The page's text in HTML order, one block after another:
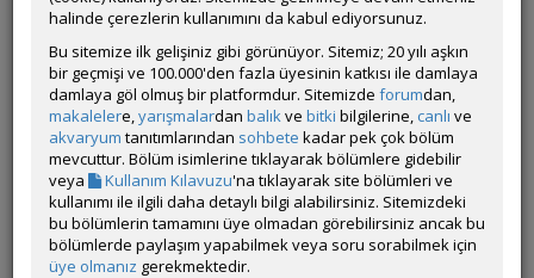
Kategorinin Diğer Katılımları
halinde çerezlerin kullanımını da kabul ediyorsunuz.
Bu sitemize ilk gelişiniz gibi görünüyor. Sitemiz; 20 yılı aşkın
bir geçmişi ve 100.000'den fazla üyesinin katkısı ile damlaya
damlaya göl olmuş bir platformdur. Sitemizde forumdan,
makalelere,yarışmalardan balıkve bitki bilgilerine, canlı ve
akvaryum tanıtımlarından sohbete kadar pek çok bölüm
mevcuttur. Bölüm isimlerine tıklayarak bölümlere gidebilir
veya
Kullanım Kılavuzu'na tıklayarak site bölümleri ve
kullanımı ile ilgili daha detaylı bilgi alabilirsiniz. Sitemizdeki
bu bölümlerin tamamını üye olmadan görebilirsiniz ancak bu
bölümlerde paylaşım yapabilmek veya soru sorabilmek için
üye olmanız gerekmektedir.